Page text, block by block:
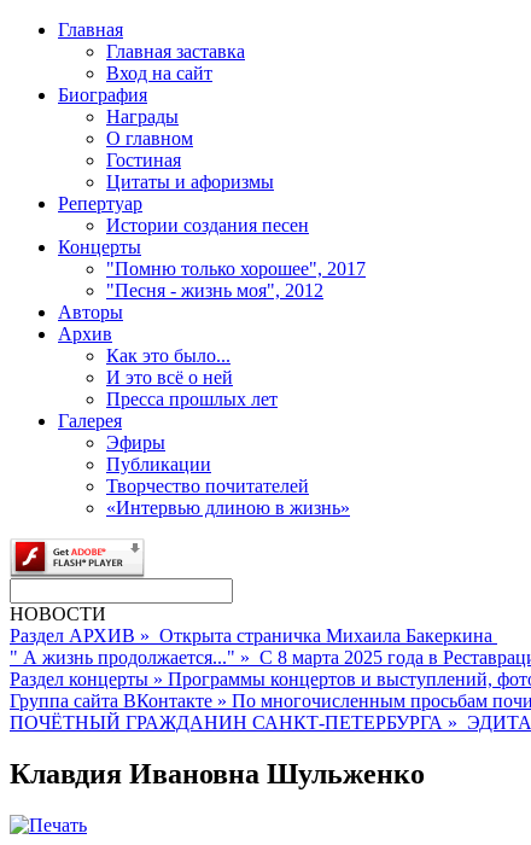
Главная
Главная заставка
Вход на сайт
Биография
Награды
О главном
Гостиная
Цитаты и афоризмы
Репертуар
Истории создания песен
Концерты
"Помню только хорошее", 2017
"Песня - жизнь моя", 2012
Авторы
Архив
Как это было...
И это всё о ней
Пресса прошлых лет
Галерея
Эфиры
Публикации
Творчество почитателей
«Интервью длиною в жизнь»
НОВОСТИ
Раздел АРХИВ » Открыта страничка Михаила Бакеркина
" А жизнь продолжается..." » С 8 марта 2025 года в
Раздел концерты » Программы концертов и выступлений,
Группа сайта ВКонтакте » По многочисленным просьбам
ПОЧЁТНЫЙ ГРАЖДАНИН САНКТ-ПЕТЕРБУРГА »
Клавдия Ивановна Шульженко